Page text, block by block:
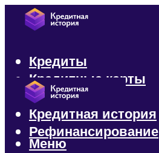
Кредиты
Кредитные карты
Микрозаймы
Кредитная история
Рефинансирование
Меню